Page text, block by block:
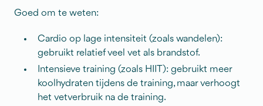
Goed om te weten:
Cardio op lage intensiteit (zoals wandelen):
gebruikt relatief veel vet als brandstof.
Intensieve training (zoals HIIT): gebruikt meer
koolhydraten tijdens de training, maar verhoogt
het vetverbruik na de training.